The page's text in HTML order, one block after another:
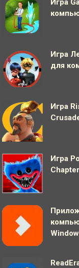
Игра
Игра
для
Игра
Игра